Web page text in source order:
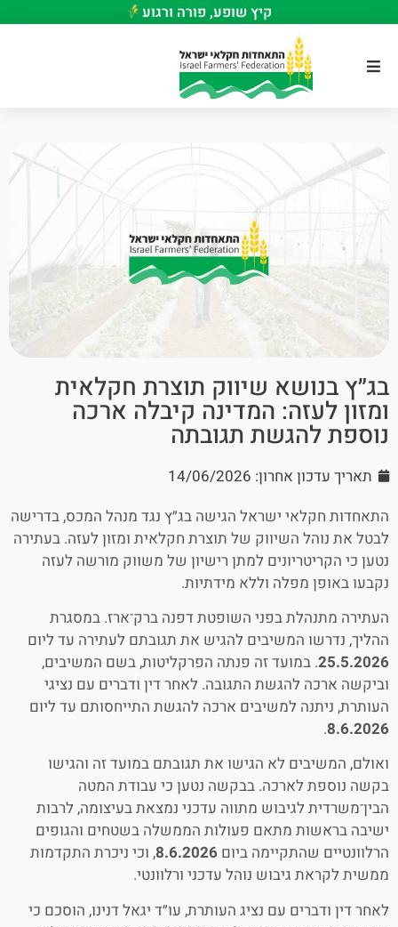
קיץ שופע, פורה ורגוע
בג״ץ בנושא שיווק תוצרת חקלאית
ומזון לעזה: המדינה קיבלה ארכה
נוספת להגשת תגובתה
תאריך עדכון אחרון: 14/06/2026
התאחדות חקלאי ישראל הגישה בג״ץ נגד מנהל המכס, בדרישה
לבטל את נוהל השיווק של תוצרת חקלאית ומזון לעזה. בעתירה
נטען כי הקריטריונים למתן רישיון של משווק מורשה לעזה
נקבעו באופן מפלה וללא מידתיות.
העתירה מתנהלת בפני השופטת דפנה ברק־ארז. במסגרת
ההליך, נדרשו המשיבים להגיש את תגובתם לעתירה עד ליום
25.5.2026. במועד זה פנתה הפרקליטות, בשם המשיבים,
וביקשה ארכה להגשת התגובה. לאחר דין ודברים עם נציגי
העותרת, ניתנה למשיבים ארכה להגשת התייחסותם עד ליום
8.6.2026
.
ואולם, המשיבים לא הגישו את תגובתם במועד זה והגישו
בקשה נוספת לארכה. בבקשה נטען כי עבודת המטה
הבין־משרדית לגיבוש מתווה עדכני נמצאת בעיצומה, לרבות
ישיבה בראשות מתאם פעולות הממשלה בשטחים והגופים
הרלוונטיים שהתקיימה ביום 8.6.2026, וכי ניכרת התקדמות
ממשית לקראת גיבוש נוהל עדכני ורלוונטי.
לאחר דין ודברים עם נציג העותרת, עו״ד יגאל דנינו, הוסכם כי